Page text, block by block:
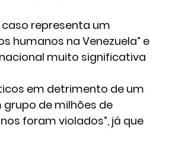
representa um
humanos na Venezuela” e
muito significativa
em detrimento de um
de milhões de
foram violados”, já que